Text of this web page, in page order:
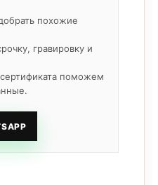
похожие
гравировку и
поможем